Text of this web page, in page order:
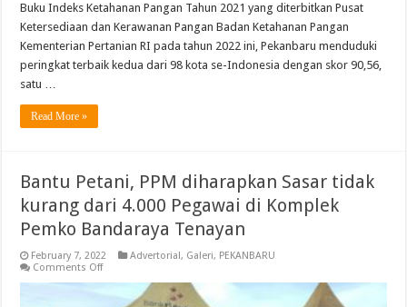
Buku Indeks Ketahanan Pangan Tahun 2021 yang diterbitkan Pusat
Ketersediaan dan Kerawanan Pangan Badan Ketahanan Pangan
Kementerian Pertanian RI pada tahun 2022 ini, Pekanbaru menduduki
peringkat terbaik kedua dari 98 kota se-Indonesia dengan skor 90,56,
satu …
Read More »
Bantu Petani, PPM diharapkan Sasar tidak
kurang dari 4.000 Pegawai di Komplek
Pemko Bandaraya Tenayan
February 7, 2022 Advertorial, Galeri, PEKANBARU
Comments Offon